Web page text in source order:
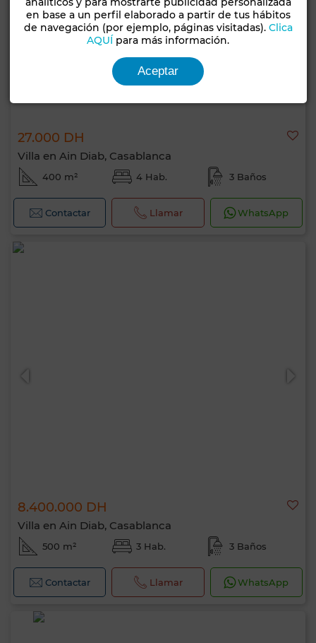
27.000 DH
Villa en Ain Diab, Casablanca
400 m² 4 Hab. 3 Baños
Contactar Llamar WhatsApp
8.400.000 DH
Villa en Ain Diab, Casablanca
500 m² 3 Hab. 3 Baños
Contactar Llamar WhatsApp
en base a un perfil elaborado a partir de tus hábitos
de navegación (por ejemplo, páginas visitadas). Clica
AQUÍ para más información.
Aceptar